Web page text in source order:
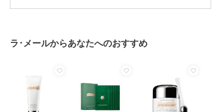
ラ･メールからあなたへのおすすめ